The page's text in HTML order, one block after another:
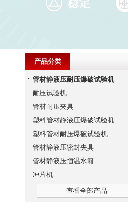
产品分类
管材静液压耐压爆破试验机
耐压试验机
管材耐压夹具
塑料管材静液压爆破试验机
塑料管材耐压爆破试验机
管材静液压密封夹具
管材静液压恒温水箱
冲片机
查看全部产品